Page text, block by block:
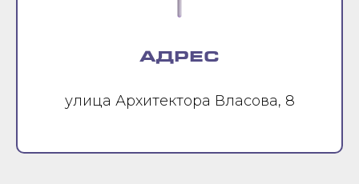
АДРЕС
улица Архитектора Власова, 8